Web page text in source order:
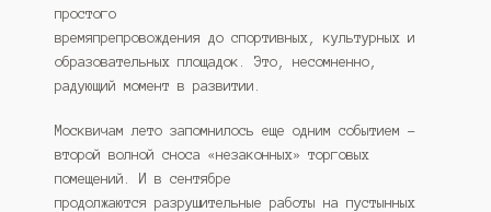
простого
времяпрепровождения до спортивных, культурных и
образовательных площадок. Это, несомненно,
радующий момент в развитии.
Москвичам лето запомнилось еще одним событием –
второй волной сноса «незаконных» торговых
помещений. И в сентябре
продолжаются разрушительные работы на пустынных